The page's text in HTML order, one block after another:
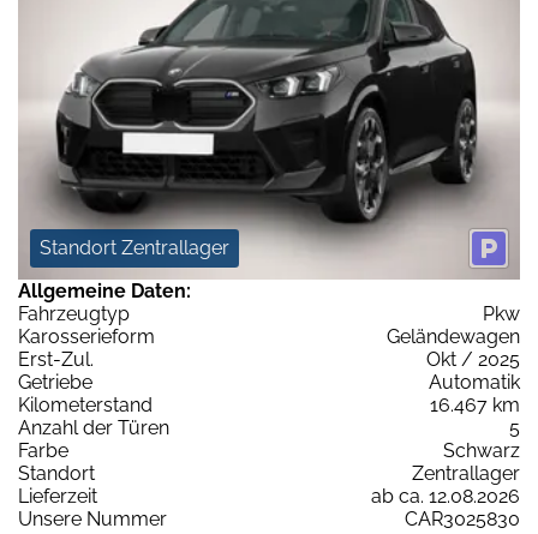
Standort Zentrallager
Allgemeine Daten:
Fahrzeugtyp
Pkw
Karosserieform
Geländewagen
Erst-Zul.
Okt / 2025
Getriebe
Automatik
Kilometerstand
16.467 km
Anzahl der Türen
5
Farbe
Schwarz
Standort
Zentrallager
Lieferzeit
ab ca. 12.08.2026
Unsere Nummer
CAR3025830